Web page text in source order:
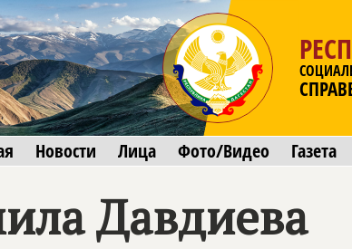
Новости Лица Фото/Видео Газета
Давдиева